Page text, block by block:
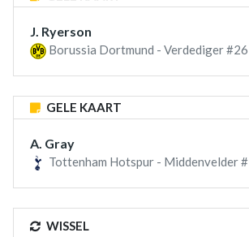
J. Ryerson
Borussia Dortmund - Verdediger #26
GELE KAART
A. Gray
Tottenham Hotspur - Middenvelder #
WISSEL